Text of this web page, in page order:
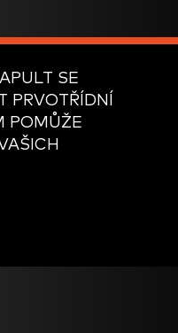
SE
PRVOTŘÍDNÍ
POMŮŽE